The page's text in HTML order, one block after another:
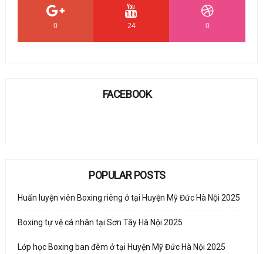
0 24 0
FACEBOOK
POPULAR POSTS
Huấn luyện viên Boxing riêng ở tại Huyện Mỹ Đức Hà Nội 2025
Boxing tự vệ cá nhân tại Sơn Tây Hà Nội 2025
Lớp học Boxing ban đêm ở tại Huyện Mỹ Đức Hà Nội 2025